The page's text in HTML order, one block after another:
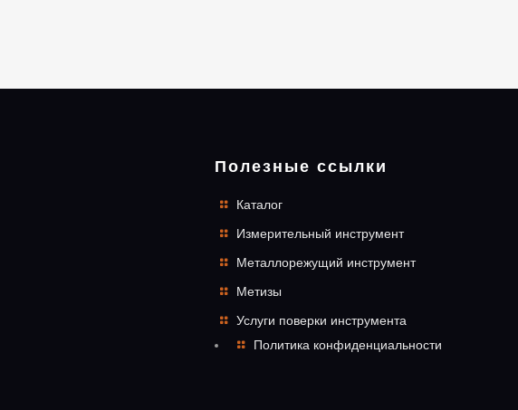
Полезные ссылки
Каталог
Измерительный инструмент
Металлорежущий инструмент
Метизы
Услуги поверки инструмента
Политика конфиденциальности